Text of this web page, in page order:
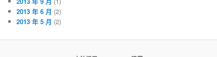
2013 年 6 月 (2)
2013 年 5 月 (2)